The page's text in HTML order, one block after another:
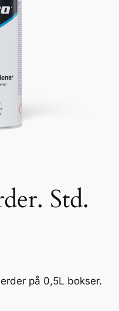
Std.
på 0,5L bokser.